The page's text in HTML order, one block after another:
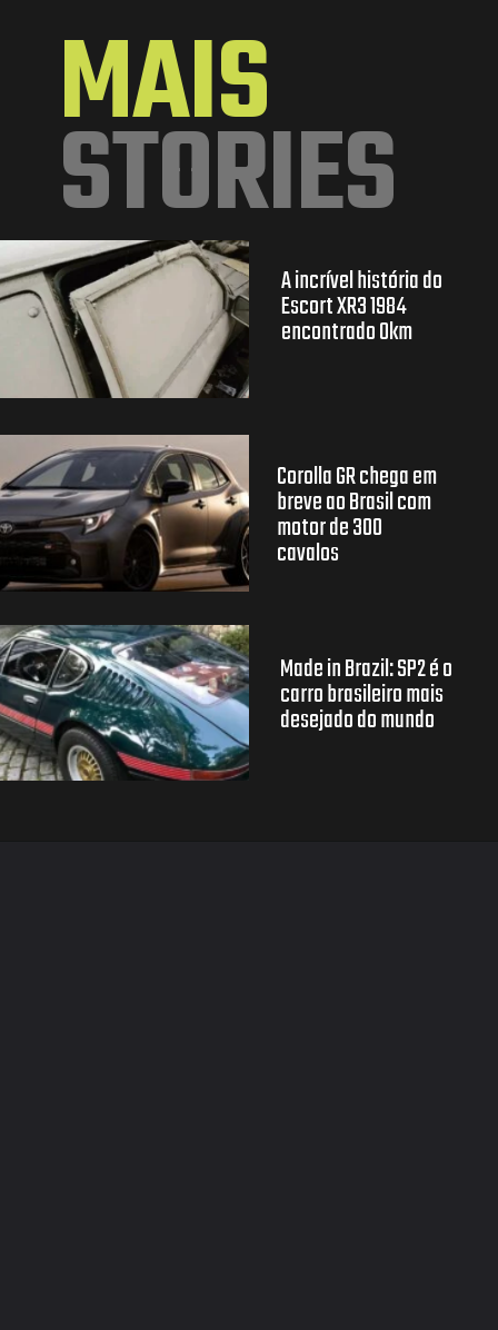
MAIS
STORIES
A incrível história do
Escort XR3 1984
encontrado 0km
Corolla GR chega em
breve ao Brasil com
motor de 300
cavalos
Made in Brazil: SP2 é o
carro brasileiro mais
desejado do mundo